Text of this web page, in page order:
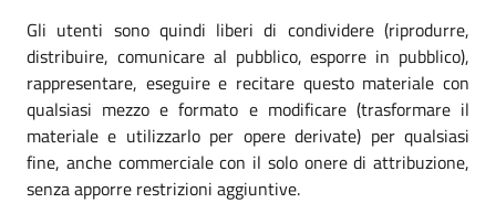
Gli utenti sono quindi liberi di condividere (riprodurre,
distribuire, comunicare al pubblico, esporre in pubblico),
rappresentare, eseguire e recitare questo materiale con
qualsiasi mezzo e formato e modificare (trasformare il
materiale e utilizzarlo per opere derivate) per qualsiasi
fine, anche commerciale con il solo onere di attribuzione,
senza apporre restrizioni aggiuntive.